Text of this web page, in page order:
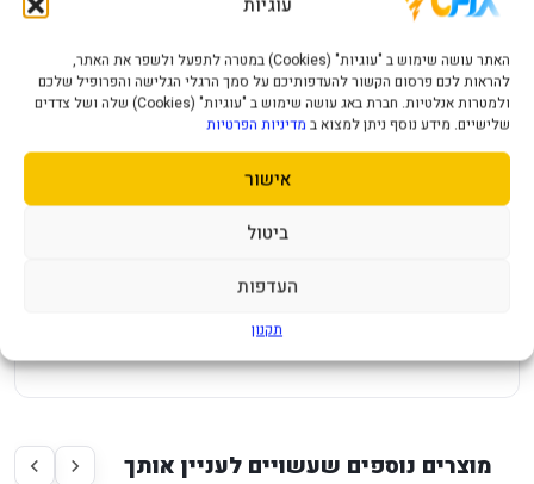
האתר עושה שימוש ב "עוגיות" (Cookies) במטרה לתפעל ולשפר את האתר,
להראות לכם פרסום הקשור להעדפותיכם על סמך הרגלי הגלישה והפרופיל שלכם
ולמטרות אנלטיות. חברת באג עושה שימוש ב "עוגיות" (Cookies) שלה ושל צדדים
שלישיים. מידע נוסף ניתן למצוא ב מדיניות הפרטיות
אישור
ביטול
העדפות
תקנון
DDR4 16GB 3200Mhz C16
מק"ט יצרן KF432C16BB/16
סוג זכרון DDR4
נפח 16GB
מוצרים נוספים שעשויים לעניין אותך